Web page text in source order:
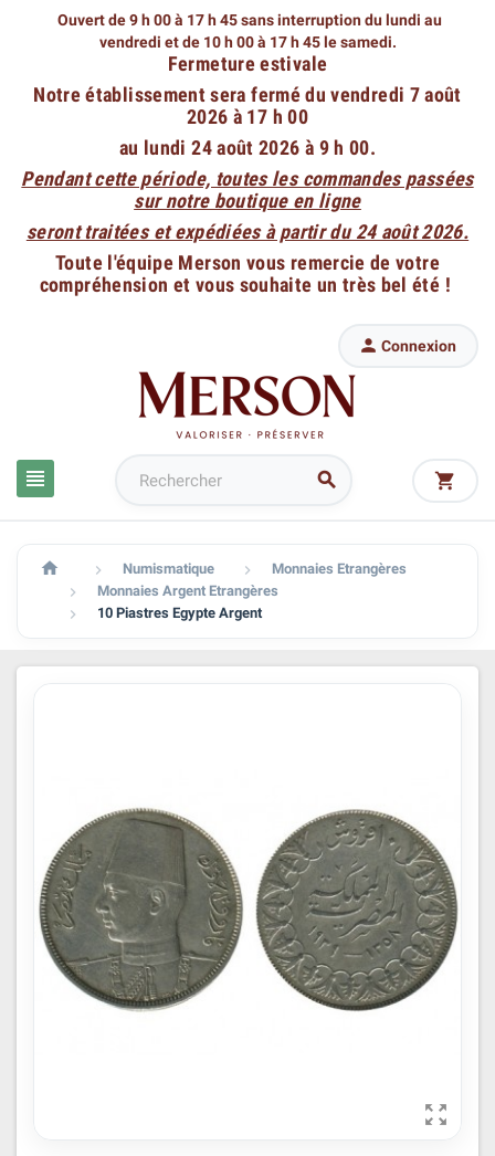
Ouvert de 9 h 00 à 17 h 45 sans interruption du lundi au
vendredi et de 10 h 00 à 17 h 45 le samedi.
Fermeture estivale
Notre établissement sera fermé du vendredi 7 août
2026 à 17 h 00
au lundi 24 août 2026 à 9 h 00.
Pendant cette période, toutes les commandes passées
sur notre boutique en ligne
seront traitées et expédiées à partir du 24 août 2026.
Toute l'équipe Merson vous remercie de votre
compréhension et vous souhaite un très bel été !
 
 Connexion

  Numismatique  Monnaies Etrangères
 Monnaies Argent Etrangères
 10 Piastres Egypte Argent
